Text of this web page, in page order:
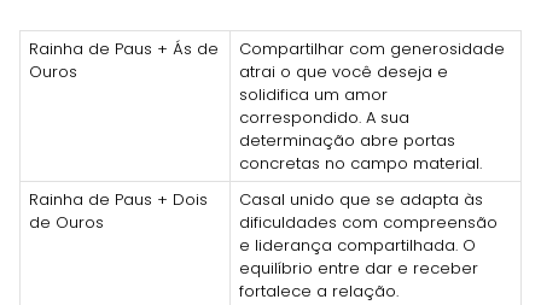
Rainha de Paus + Ás de
Ouros
Compartilhar com generosidade
atrai o que você deseja e
solidifica um amor
correspondido. A sua
determinação abre portas
concretas no campo material.
Rainha de Paus + Dois
de Ouros
Casal unido que se adapta às
dificuldades com compreensão
e liderança compartilhada. O
equilíbrio entre dar e receber
fortalece a relação.